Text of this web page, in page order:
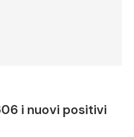
i nuovi positivi